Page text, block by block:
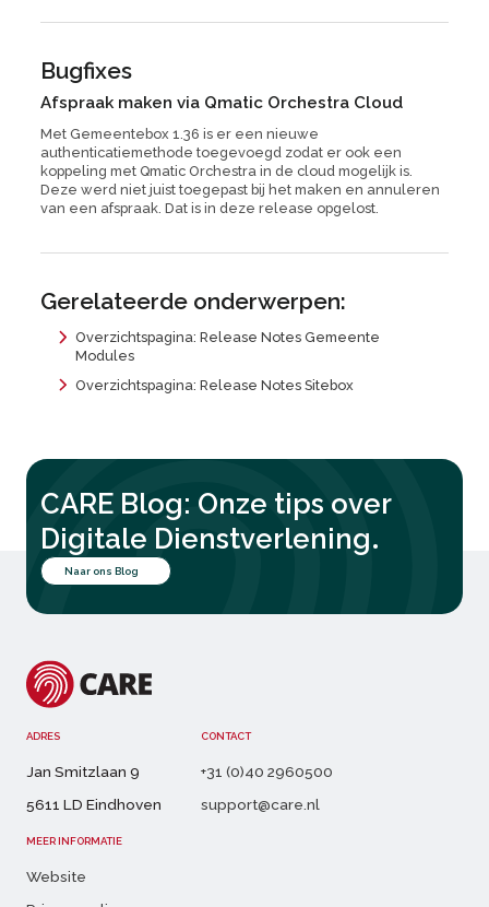
Bugfixes
Afspraak maken via Qmatic Orchestra Cloud
Met Gemeentebox 1.36 is er een nieuwe
authenticatiemethode toegevoegd zodat er ook een
koppeling met Qmatic Orchestra in de cloud mogelijk is.
Deze werd niet juist toegepast bij het maken en annuleren
van een afspraak. Dat is in deze release opgelost.
Gerelateerde onderwerpen:
Overzichtspagina: Release Notes Gemeente
Modules
Overzichtspagina: Release Notes Sitebox
CARE Blog: Onze tips over
Digitale Dienstverlening.
Naar ons Blog
ADRES
Jan Smitzlaan 9
5611 LD Eindhoven
CONTACT
+31 (0)40 2960500
support@care.nl
MEER INFORMATIE
Website